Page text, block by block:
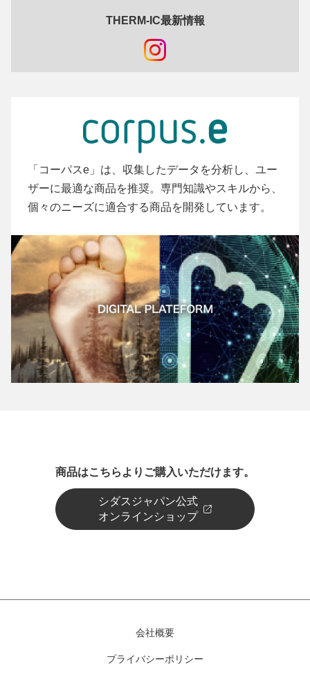
THERM-IC最新情報
「コーパスe」は、収集したデータを分析し、ユー
ザーに最適な商品を推奨。専門知識やスキルから、
個々のニーズに適合する商品を開発しています。
商品はこちらよりご購入いただけます。
シダスジャパン公式
オンラインショップ
会社概要
プライバシーポリシー